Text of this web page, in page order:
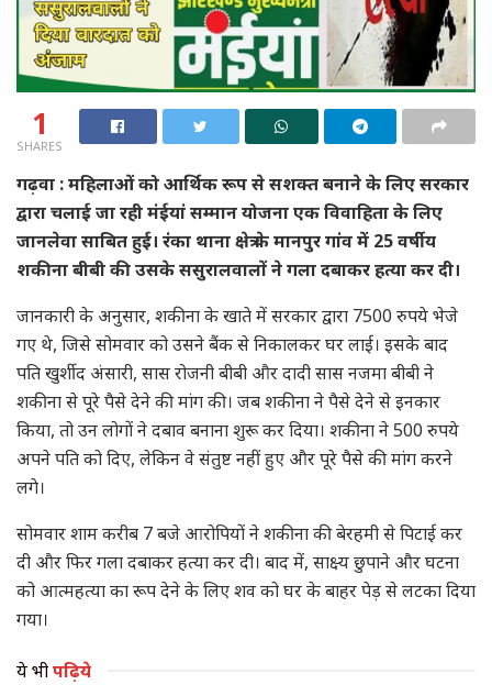
1
SHARES
गढ़वा : महिलाओं को आर्थिक रूप से सशक्त बनाने के लिए सरकार
द्वारा चलाई जा रही मंईयां सम्मान योजना एक विवाहिता के लिए
जानलेवा साबित हुई। रंका थाना क्षेत्र के मानपुर गांव में 25 वर्षीय
शकीना बीबी की उसके ससुरालवालों ने गला दबाकर हत्या कर दी।
जानकारी के अनुसार, शकीना के खाते में सरकार द्वारा 7500 रुपये भेजे
गए थे, जिसे सोमवार को उसने बैंक से निकालकर घर लाई। इसके बाद
पति खुर्शीद अंसारी, सास रोजनी बीबी और दादी सास नजमा बीबी ने
शकीना से पूरे पैसे देने की मांग की। जब शकीना ने पैसे देने से इनकार
किया, तो उन लोगों ने दबाव बनाना शुरू कर दिया। शकीना ने 500 रुपये
अपने पति को दिए, लेकिन वे संतुष्ट नहीं हुए और पूरे पैसे की मांग करने
लगे।
सोमवार शाम करीब 7 बजे आरोपियों ने शकीना की बेरहमी से पिटाई कर
दी और फिर गला दबाकर हत्या कर दी। बाद में, साक्ष्य छुपाने और घटना
को आत्महत्या का रूप देने के लिए शव को घर के बाहर पेड़ से लटका दिया
गया।
ये भीपढ़िये